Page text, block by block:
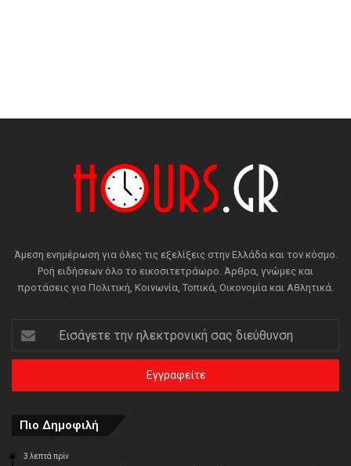
Άμεση ενημέρωση για όλες τις εξελίξεις στην Ελλάδα και τον κόσμο.
Ροή ειδήσεων όλο το εικοσιτετράωρο. Άρθρα, γνώμες και
προτάσεις για Πολιτική, Κοινωνία, Τοπικά, Οικονομία και Αθλητικά.
την
ηλεκτρονική
διεύθυνση
Πιο Δημοφιλή
3 λεπτά πρίν